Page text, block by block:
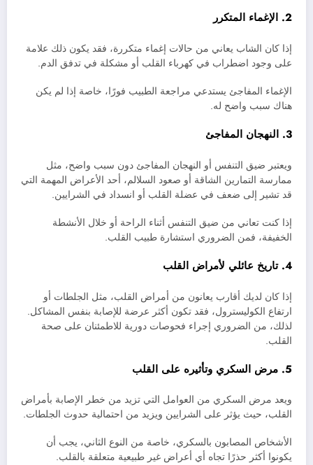
2. الإغماء المتكرر
إذا كان الشاب يعاني من حالات إغماء متكررة، فقد يكون ذلك علامة
على وجود اضطراب في كهرباء القلب أو مشكلة في تدفق الدم.
الإغماء المفاجئ يستدعي مراجعة الطبيب فورًا، خاصة إذا لم يكن
هناك سبب واضح له.
3. النهجان المفاجئ
ويعتبر ضيق التنفس أو النهجان المفاجئ دون سبب واضح، مثل
ممارسة التمارين الشاقة أو صعود السلالم، أحد الأعراض المهمة التي
قد تشير إلى ضعف في عضلة القلب أو انسداد في الشرايين.
إذا كنت تعاني من ضيق التنفس أثناء الراحة أو خلال الأنشطة
الخفيفة، فمن الضروري استشارة طبيب القلب.
4. تاريخ عائلي لأمراض القلب
إذا كان لديك أقارب يعانون من أمراض القلب، مثل الجلطات أو
ارتفاع الكوليسترول، فقد تكون أكثر عرضة للإصابة بنفس المشاكل.
لذلك، من الضروري إجراء فحوصات دورية للاطمئنان على صحة
القلب.
5. مرض السكري وتأثيره على القلب
ويعد مرض السكري من العوامل التي تزيد من خطر الإصابة بأمراض
القلب، حيث يؤثر على الشرايين ويزيد من احتمالية حدوث الجلطات.
الأشخاص المصابون بالسكري، خاصة من النوع الثاني، يجب أن
يكونوا أكثر حذرًا تجاه أي أعراض غير طبيعية متعلقة بالقلب.